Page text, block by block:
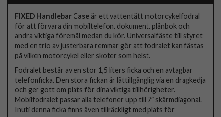
FIXED Handlebar Case är ett vattentätt motorcykelfodral
för att förvara din mobiltelefon, dokument, plånbok och
andra viktiga föremål medan du kör. Universalfäste till styret
med en trio av justerbara remmar gör att fodralet kan fästas
på vilken motorcykel eller skoter som helst.
Fodralet består av en stor 1,5 liters ficka och en avtagbar
telefonficka. Den stora fickan är lättillgänglig via en dragkedja
och ger gott om plats för dina viktiga tillhörigheter.
Mobilfodralet passar alla telefoner upp till 7″ skärmdiagonal.
Inuti denna ficka finns även tillräckligt med plats för